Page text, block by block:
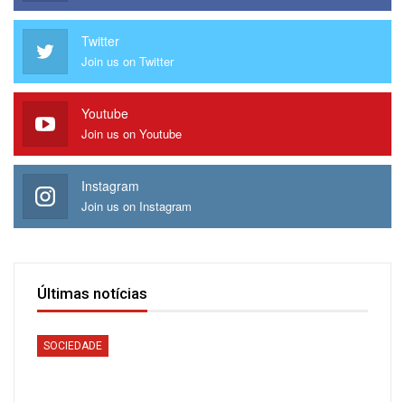
desde a sua indicação ao papado em 2013 e a primeira de
2023.
Twitter
Join us on Twitter
Youtube
Join us on Youtube
Instagram
Join us on Instagram
Últimas notícias
SOCIEDADE